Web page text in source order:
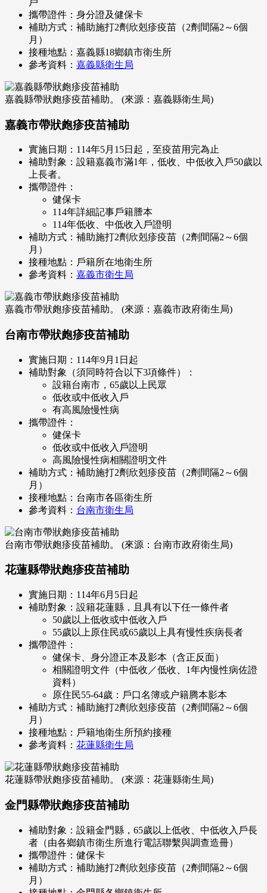
攜帶證件：身分證及健保卡
補助方式：補助施打2劑欣剋疹疫苗（2劑間隔2～6個
月）
接種地點：嘉義縣18鄉鎮市衛生所
參考資料： 嘉義縣衛生局
嘉義縣帶狀皰疹疫苗補助。 (來源：嘉義縣衛生局)
嘉義市帶狀皰疹疫苗補助
實施日期：114年5月15日起，至疫苗用完為止
補助對象：設籍嘉義市滿1年，低收、中低收入戶50歲以
上長者。
攜帶證件：
健保卡
114年詳細記事戶籍謄本
114年低收、中低收入戶證明
補助方式：補助施打2劑欣剋疹疫苗（2劑間隔2～6個
月）
接種地點：戶籍所在地衛生所
參考資料： 嘉義市衛生局
嘉義市帶狀皰疹疫苗補助。 (來源：嘉義市政府衛生局)
台南市帶狀皰疹疫苗補助
實施日期：114年9月1日起
補助對象（須同時符合以下3項條件）：
設籍台南市，65歲以上民眾
低收或中低收入戶
有高風險慢性病
攜帶證件：
健保卡
低收或中低收入戶證明
高風險慢性病相關證明文件
補助方式：補助施打2劑欣剋疹疫苗（2劑間隔2～6個
月）
接種地點：台南市各區衛生所
參考資料： 台南市衛生局
台南市帶狀皰疹疫苗補助。 (來源：台南市政府衛生局)
花蓮縣帶狀皰疹疫苗補助
實施日期：114年6月5日起
補助對象：設籍花蓮縣，且具有以下任一條件者
50歲以上低收或中低收入戶
55歲以上原住民或65歲以上具有慢性疾病長者
攜帶證件：
健保卡、身分證正本及影本（含正反面）
相關證明文件（中低收／低收、1年內慢性病佐證
資料）
原住民55-64歲：戶口名簿或户籍腾本影本
補助方式：補助施打2劑欣剋疹疫苗（2劑間隔2～6個
月）
接種地點：戶籍地衛生所預約接種
參考資料： 花蓮縣衛生局
花蓮縣帶狀皰疹疫苗補助。 (來源：花蓮縣衛生局)
金門縣帶狀皰疹疫苗補助
補助對象：設籍金門縣，65歲以上低收、中低收入戶長
者（由各鄉鎮市衛生所進行電話聯繫與調查造冊）
攜帶證件：健保卡
補助方式：補助施打2劑欣剋疹疫苗（2劑間隔2～6個
月）